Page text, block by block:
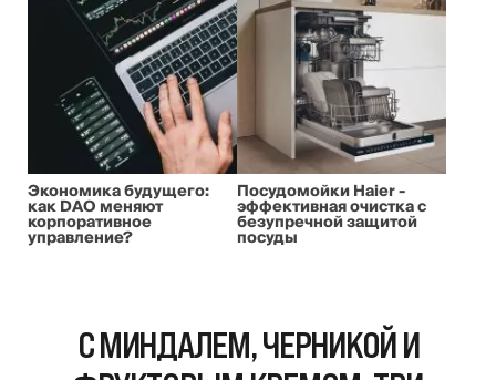
Экономика будущего:
как DAO меняют
корпоративное
управление?
Посудомойки Haier -
эффективная очистка с
безупречной защитой
посуды
С МИНДАЛЕМ, ЧЕРНИКОЙ И